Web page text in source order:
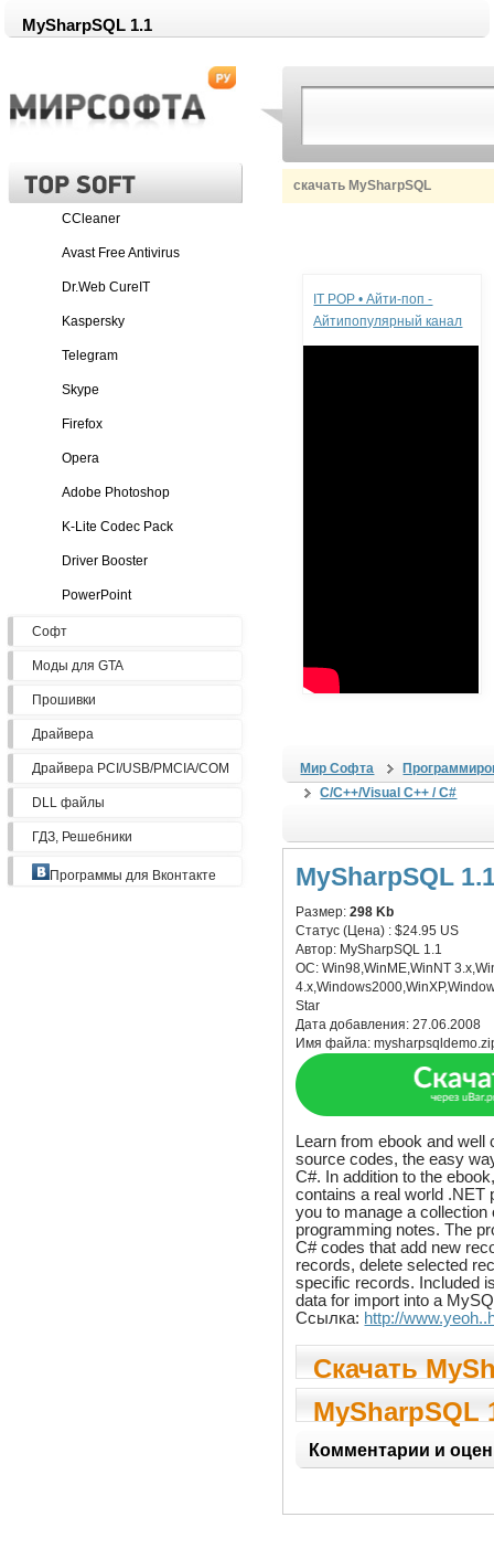
MySharpSQL 1.1
скачать MySharpSQL
CCleaner
Avast Free Antivirus
Dr.Web CureIT
Kaspersky
Telegram
Skype
Firefox
Opera
Adobe Photoshop
K-Lite Codec Pack
Driver Booster
PowerPoint
Софт
Моды для GTA
Прошивки
Драйвера
Драйвера PCI/USB/PMCIA/COM
DLL файлы
ГДЗ, Решебники
Программы для Вконтакте
IT POP • Айти-поп -
Айтипопулярный канал
Мир Софта
C/C++/Visual C++ / C#
MySharpSQL
Размер:298 Kb
Статус (Цена) :$24.95 US
Автор: MySharpSQL 1.1
ОС:Win98,WinME,WinNT
Star
Дата добавления:27.06.2008
Имя файла:
Learn from ebook and well
source codes, the easy
C#. In addition to the
contains a real world .NET
you to manage a
programming notes. The
C# codes that add new
records, delete selected
specific records. Included
data for import into a
Ссылка: http://
Скачать
1.1
MySharpSQL
Комментарии и